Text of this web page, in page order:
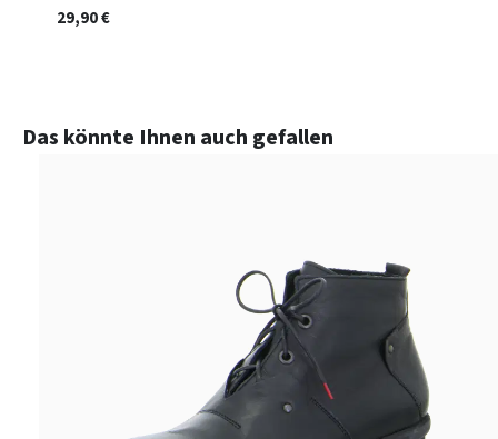
29,90 €
Produktgalerie überspringen
Das könnte Ihnen auch gefallen